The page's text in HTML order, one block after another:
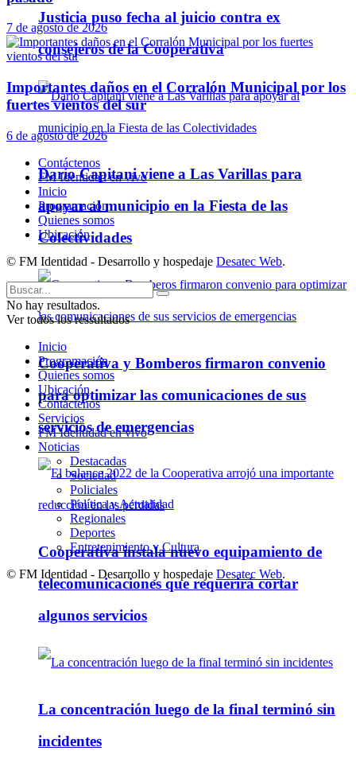
Justicia puso fecha al juicio contra ex
consejeros de la Cooperativa
Darío Capitani viene a Las Varillas para
apoyar al municipio en la Fiesta de las
Colectividades
Cooperativa y Bomberos firmaron convenio
para optimizar las comunicaciones de sus
servicios de emergencias
Cooperativa instala nuevo equipamiento de
telecomunicaciones que requerirá cortar
algunos servicios
La concentración luego de la final terminó sin
incidentes
7 de agosto de 2026
Importantes daños en el Corralón Municipal por los
fuertes vientos del sur
6 de agosto de 2026
Contáctenos
FM Identidad en vivo
Inicio
Programación
Quienes somos
Ubicación
© FM Identidad - Desarrollo y hospedaje Desatec Web.
No hay resultados.
Ver todos los ressultados
Inicio
Programación
Quienes somos
Ubicación
Contáctenos
Servicios
FM Identidad en vivo
Noticias
Destacadas
Sociedad
Policiales
Política y Actualidad
Regionales
Deportes
Entretenimiento y Cultura
© FM Identidad - Desarrollo y hospedaje Desatec Web.